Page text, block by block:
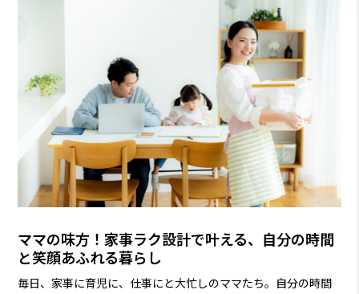
ママの味方！家事ラク設計で叶える、自分の時間
と笑顔あふれる暮らし
毎日、家事に育児に、仕事にと大忙しのママたち。自分の時間